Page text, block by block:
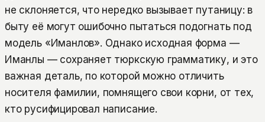
не склоняется, что нередко вызывает путаницу: в
быту её могут ошибочно пытаться подогнать под
модель «Иманлов». Однако исходная форма —
Иманлы — сохраняет тюркскую грамматику, и это
важная деталь, по которой можно отличить
носителя фамилии, помнящего свои корни, от тех,
кто русифицировал написание.